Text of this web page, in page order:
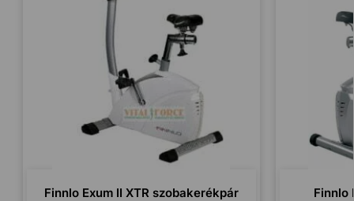
Finnlo Exum II XTR szobakerékpár Finnlo